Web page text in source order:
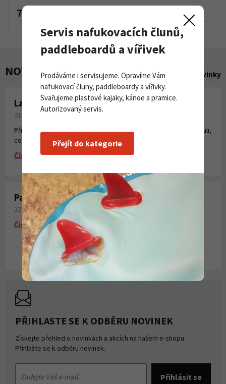
790 Kč
NOVINKY A AKCE Zobrazit všechny novinky
Laminování pryskyřicí a tkaninou
01. 08. 2026
Připravili jsme pro Vás krátké instruktážní video, kde jsme shrnuli,
co všechno potřebujete k laminování, vytvoření sklolaminátu.
Číst více
Paddleboardy Viking nově v naší nabídce
27. 06. 2026
Číst více
PŘIHLASTE SE K ODBĚRU NOVINEK
Získejte přehled o novinkách a akcích na našem e-shopu.
Přihlašte se k odběru novinek.
Servis nafukovacích člunů,
paddleboardů a vířivek
Prodáváme i servisujeme. Opravíme Vám
nafukovací čluny, paddleboardy a vířivky.
Svařujeme plastové kajaky, kánoe a pramice.
Autorizovaný servis.
Přejít do kategorie